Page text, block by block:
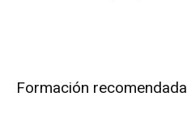
Formación recomendada